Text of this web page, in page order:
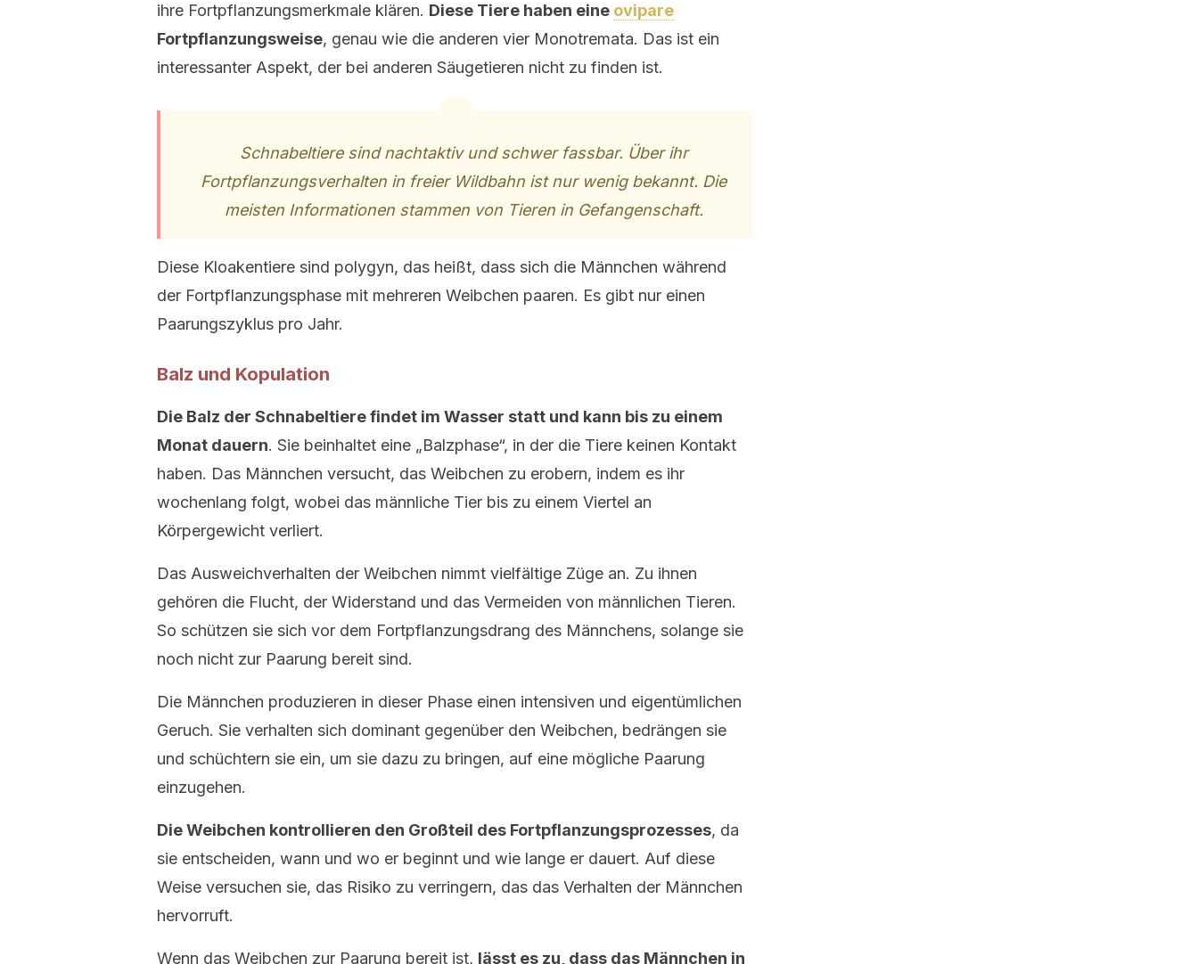
ihre Fortpflanzungsmerkmale klären. Diese Tiere haben eine ovipare
Fortpflanzungsweise, genau wie die anderen vier Monotremata. Das ist ein
interessanter Aspekt, der bei anderen Säugetieren nicht zu finden ist.
Schnabeltiere sind nachtaktiv und schwer fassbar. Über ihr
Fortpflanzungsverhalten in freier Wildbahn ist nur wenig bekannt. Die
meisten Informationen stammen von Tieren in Gefangenschaft.
Diese Kloakentiere sind polygyn, das heißt, dass sich die Männchen während
der Fortpflanzungsphase mit mehreren Weibchen paaren. Es gibt nur einen
Paarungszyklus pro Jahr.
Balz und Kopulation
Die Balz der Schnabeltiere findet im Wasser statt und kann bis zu einem
Monat dauern. Sie beinhaltet eine „Balzphase“, in der die Tiere keinen Kontakt
haben. Das Männchen versucht, das Weibchen zu erobern, indem es ihr
wochenlang folgt, wobei das männliche Tier bis zu einem Viertel an
Körpergewicht verliert.
Das Ausweichverhalten der Weibchen nimmt vielfältige Züge an. Zu ihnen
gehören die Flucht, der Widerstand und das Vermeiden von männlichen Tieren.
So schützen sie sich vor dem Fortpflanzungsdrang des Männchens, solange sie
noch nicht zur Paarung bereit sind.
Die Männchen produzieren in dieser Phase einen intensiven und eigentümlichen
Geruch. Sie verhalten sich dominant gegenüber den Weibchen, bedrängen sie
und schüchtern sie ein, um sie dazu zu bringen, auf eine mögliche Paarung
einzugehen.
Die Weibchen kontrollieren den Großteil des Fortpflanzungsprozesses, da
sie entscheiden, wann und wo er beginnt und wie lange er dauert. Auf diese
Weise versuchen sie, das Risiko zu verringern, das das Verhalten der Männchen
hervorruft.
Wenn das Weibchen zur Paarung bereit ist, lässt es zu, dass das Männchen in